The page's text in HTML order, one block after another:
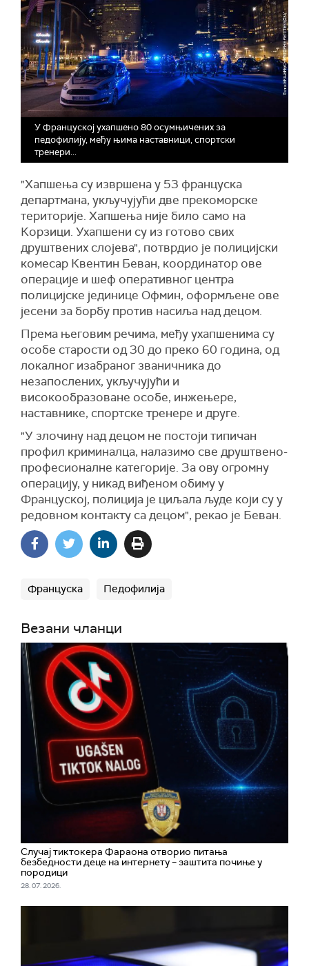
У Француској ухапшено 80 осумњичених за
педофилију, међу њима наставници, спортски
тренери...
"Хапшења су извршена у 53 француска
департмана, укључујући две прекоморске
територије. Хапшења није било само на
Корзици. Ухапшени су из готово свих
друштвених слојева", потврдио је полицијски
комесар Квентин Беван, координатор ове
операције и шеф оперативног центра
полицијске јединице Офмин, оформљене ове
јесени за борбу против насиља над децом.
Према његовим речима, међу ухапшенима су
особе старости од 30 до преко 60 година, од
локалног изабраног званичника до
незапослених, укључујући и
високообразоване особе, инжењере,
наставнике, спортске тренере и друге.
"У злочину над децом не постоји типичан
профил криминалца, налазимо све друштвено-
професионалне категорије. За ову огромну
операцију, у никад виђеном обиму у
Француској, полиција је циљала људе који су у
редовном контакту са децом", рекао је Беван.
Француска Педофилија
Везани чланци
Случај тиктокера Фараона отворио питања
безбедности деце на интернету – заштита почиње у
породици
28. 07. 2026.